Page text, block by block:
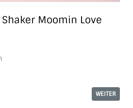
Moomin Love
WEITER